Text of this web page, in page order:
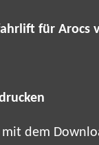
für Arocs
dem